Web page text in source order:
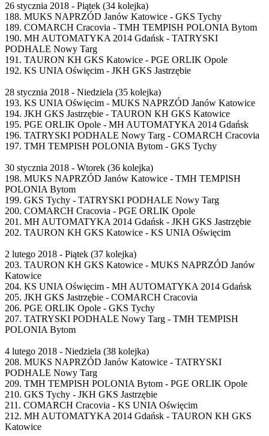
26 stycznia 2018 - Piątek (34 kolejka)
188. MUKS NAPRZÓD Janów Katowice - GKS Tychy
189. COMARCH Cracovia - TMH TEMPISH POLONIA Bytom
190. MH AUTOMATYKA 2014 Gdańsk - TATRYSKI
PODHALE Nowy Targ
191. TAURON KH GKS Katowice - PGE ORLIK Opole
192. KS UNIA Oświęcim - JKH GKS Jastrzębie
28 stycznia 2018 - Niedziela (35 kolejka)
193. KS UNIA Oświęcim - MUKS NAPRZÓD Janów Katowice
194. JKH GKS Jastrzębie - TAURON KH GKS Katowice
195. PGE ORLIK Opole - MH AUTOMATYKA 2014 Gdańsk
196. TATRYSKI PODHALE Nowy Targ - COMARCH Cracovia
197. TMH TEMPISH POLONIA Bytom - GKS Tychy
30 stycznia 2018 - Wtorek (36 kolejka)
198. MUKS NAPRZÓD Janów Katowice - TMH TEMPISH
POLONIA Bytom
199. GKS Tychy - TATRYSKI PODHALE Nowy Targ
200. COMARCH Cracovia - PGE ORLIK Opole
201. MH AUTOMATYKA 2014 Gdańsk - JKH GKS Jastrzębie
202. TAURON KH GKS Katowice - KS UNIA Oświęcim
2 lutego 2018 - Piątek (37 kolejka)
203. TAURON KH GKS Katowice - MUKS NAPRZÓD Janów
Katowice
204. KS UNIA Oświęcim - MH AUTOMATYKA 2014 Gdańsk
205. JKH GKS Jastrzębie - COMARCH Cracovia
206. PGE ORLIK Opole - GKS Tychy
207. TATRYSKI PODHALE Nowy Targ - TMH TEMPISH
POLONIA Bytom
4 lutego 2018 - Niedziela (38 kolejka)
208. MUKS NAPRZÓD Janów Katowice - TATRYSKI
PODHALE Nowy Targ
209. TMH TEMPISH POLONIA Bytom - PGE ORLIK Opole
210. GKS Tychy - JKH GKS Jastrzębie
211. COMARCH Cracovia - KS UNIA Oświęcim
212. MH AUTOMATYKA 2014 Gdańsk - TAURON KH GKS
Katowice